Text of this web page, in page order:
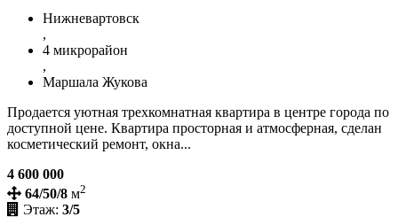
Нижневартовск
,
4 микрорайон
,
Маршала Жукова
Продается уютная трехкомнатная квартира в центре города по
доступной цене. Квартира просторная и атмосферная, сделан
косметический ремонт, окна...
4 600 000
64/50/8 м2
Этаж: 3/5